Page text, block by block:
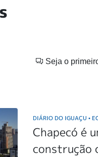
Seja o
DIÁRIO DO IGUAÇU•
Chapecó é
construção